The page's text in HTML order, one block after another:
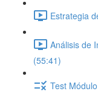
Estrategia
Análisis de
(55:41)
Test